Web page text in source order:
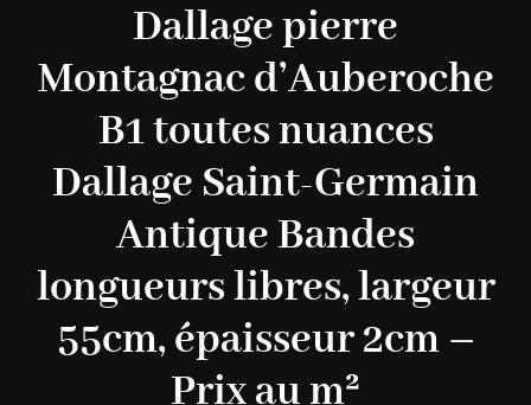
Dallage pierre
Montagnac d’Auberoche
B1 toutes nuances
Dallage Saint-Germain
Antique Bandes
longueurs libres, largeur
55cm, épaisseur 2cm –
Prix au m²